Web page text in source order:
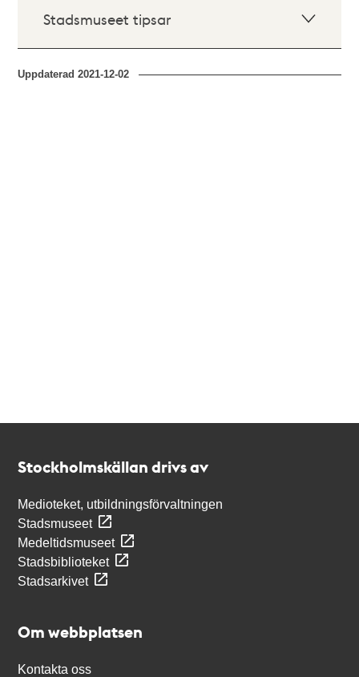
Stadsmuseet tipsar
Uppdaterad2021-12-02
Stockholmskällan drivs av
Medioteket, utbildningsförvaltningen
Stadsmuseet
Medeltidsmuseet
Stadsbiblioteket
Stadsarkivet
Om webbplatsen
Kontakta oss